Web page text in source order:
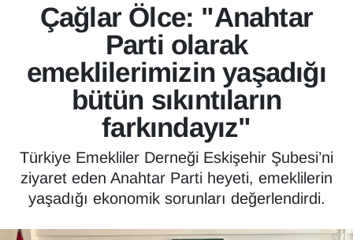
Çağlar Ölce: "Anahtar
Parti olarak
emeklilerimizin yaşadığı
bütün sıkıntıların
farkındayız"
Türkiye Emekliler Derneği Eskişehir Şubesi’ni
ziyaret eden Anahtar Parti heyeti, emeklilerin
yaşadığı ekonomik sorunları değerlendirdi.
Son Dakika Haberleri
Haber Arşivi